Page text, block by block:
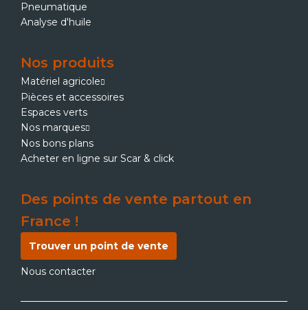
Pneumatique
Analyse d'huile
Nos produits
Matériel agricole
Pièces et accessoires
Espaces verts
Nos marques
Nos bons plans
Acheter en ligne sur Scar & click
Des points de vente partout en
France !
Trouver un point de vente
Nous contacter